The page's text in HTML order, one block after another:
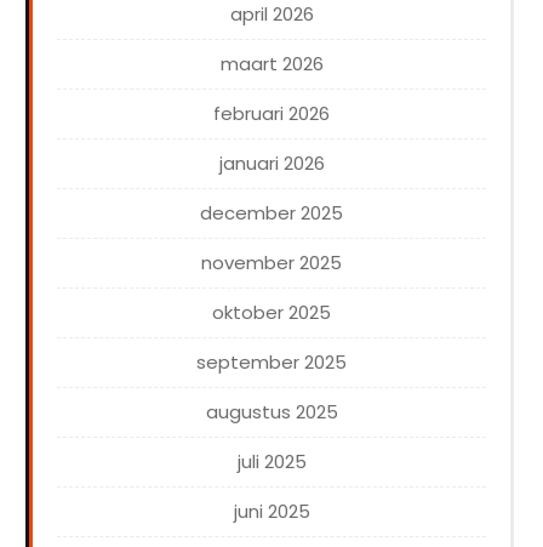
april 2026
maart 2026
februari 2026
januari 2026
december 2025
november 2025
oktober 2025
september 2025
augustus 2025
juli 2025
juni 2025